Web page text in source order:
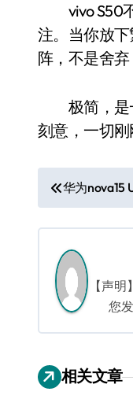
vivo S50不
注。当你放
阵，不是舍
极简，是一
刻意，一切刚
文
章
航
华为nova15
【声
您
相关文章